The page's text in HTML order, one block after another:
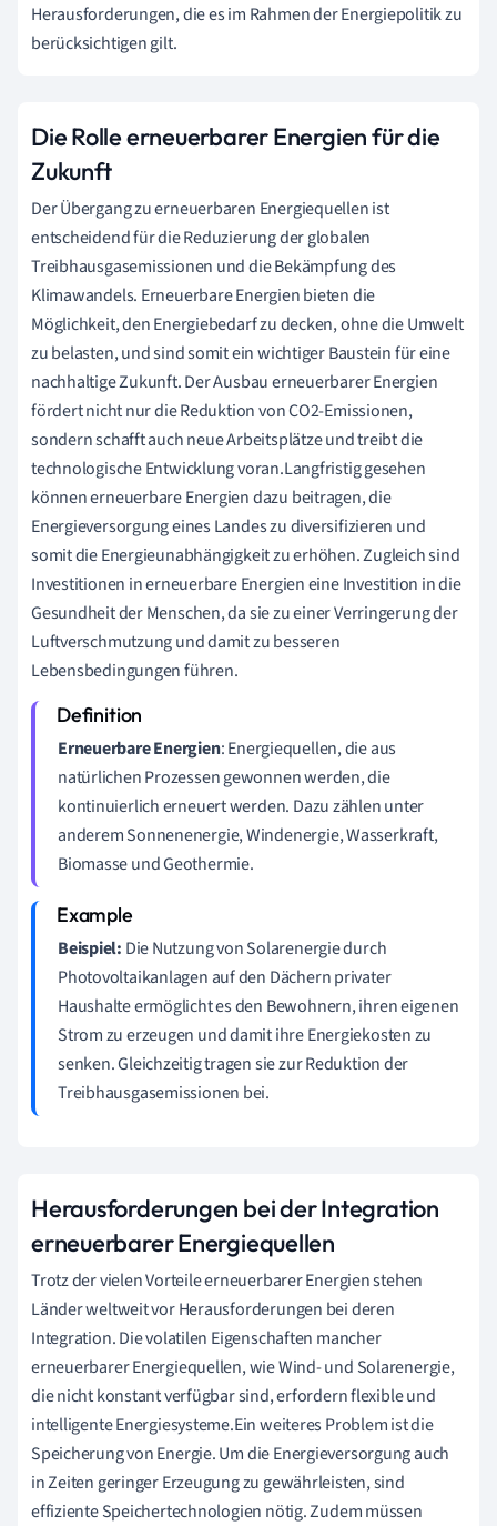
Herausforderungen, die es im Rahmen der Energiepolitik zu
berücksichtigen gilt.
Die Rolle erneuerbarer Energien für die
Zukunft
Der Übergang zu erneuerbaren Energiequellen ist
entscheidend für die Reduzierung der globalen
Treibhausgasemissionen und die Bekämpfung des
Klimawandels. Erneuerbare Energien bieten die
Möglichkeit, den Energiebedarf zu decken, ohne die Umwelt
zu belasten, und sind somit ein wichtiger Baustein für eine
nachhaltige Zukunft. Der Ausbau erneuerbarer Energien
fördert nicht nur die Reduktion von CO2-Emissionen,
sondern schafft auch neue Arbeitsplätze und treibt die
technologische Entwicklung voran.Langfristig gesehen
können erneuerbare Energien dazu beitragen, die
Energieversorgung eines Landes zu diversifizieren und
somit die Energieunabhängigkeit zu erhöhen. Zugleich sind
Investitionen in erneuerbare Energien eine Investition in die
Gesundheit der Menschen, da sie zu einer Verringerung der
Luftverschmutzung und damit zu besseren
Lebensbedingungen führen.
Erneuerbare Energien: Energiequellen, die aus
natürlichen Prozessen gewonnen werden, die
kontinuierlich erneuert werden. Dazu zählen unter
anderem Sonnenenergie, Windenergie, Wasserkraft,
Biomasse und Geothermie.
Beispiel: Die Nutzung von Solarenergie durch
Photovoltaikanlagen auf den Dächern privater
Haushalte ermöglicht es den Bewohnern, ihren eigenen
Strom zu erzeugen und damit ihre Energiekosten zu
senken. Gleichzeitig tragen sie zur Reduktion der
Treibhausgasemissionen bei.
Herausforderungen bei der Integration
erneuerbarer Energiequellen
Trotz der vielen Vorteile erneuerbarer Energien stehen
Länder weltweit vor Herausforderungen bei deren
Integration. Die volatilen Eigenschaften mancher
erneuerbarer Energiequellen, wie Wind- und Solarenergie,
die nicht konstant verfügbar sind, erfordern flexible und
intelligente Energiesysteme.Ein weiteres Problem ist die
Speicherung von Energie. Um die Energieversorgung auch
in Zeiten geringer Erzeugung zu gewährleisten, sind
effiziente Speichertechnologien nötig. Zudem müssen